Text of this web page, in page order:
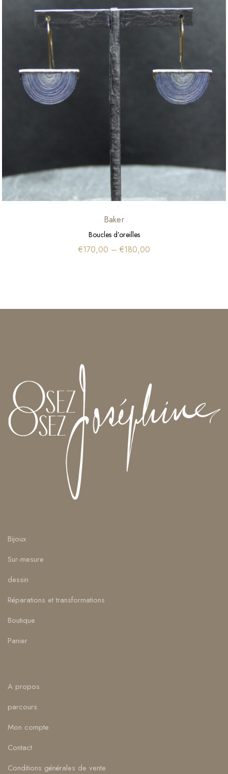
Baker
Boucles d’oreilles
€170,00 – €180,00
Bijoux
Sur-mesure
dessin
Réparations et transformations
Boutique
Panier
A propos
parcours
Mon compte
Contact
Conditions générales de vente